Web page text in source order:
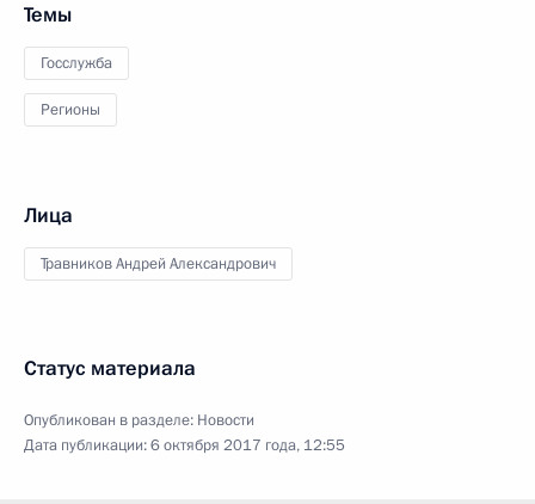
Темы
Госслужба
Регионы
Лица
Травников Андрей Александрович
Статус материала
Опубликован в разделе: Новости
Дата публикации:6 октября 2017 года, 12:55